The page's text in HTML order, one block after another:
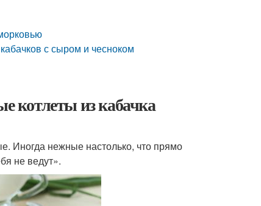
с сыром и чесноком
котлеты из кабачка
Иногда нежные настолько, что прямо
не ведут».